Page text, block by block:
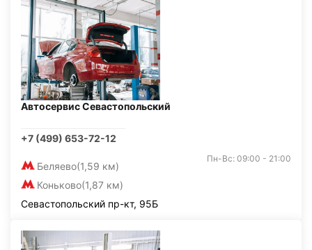
Автосервис Севастопольский
+7 (499) 653-72-12
Беляево(1,59 км)
Коньково(1,87 км)
Пн-Вс: 09:00 - 21:00
Севастопольский пр-кт, 95Б